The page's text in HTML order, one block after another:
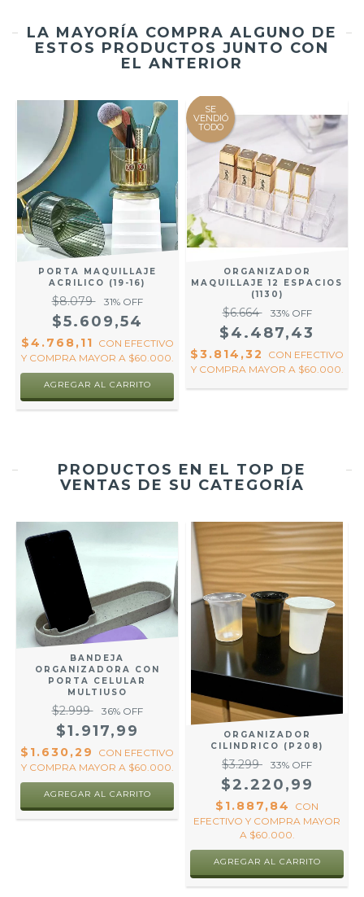
LA MAYORÍA COMPRA ALGUNO DE
ESTOS PRODUCTOS JUNTO CON
EL ANTERIOR
PORTA MAQUILLAJE
ACRILICO (19-16)
$8.079 31% OFF
$5.609,54
$4.768,11 CON EFECTIVO
Y COMPRA MAYOR A $60.000.
AGREGAR AL CARRITO
SE
VENDIÓ
TODO
ORGANIZADOR
MAQUILLAJE 12 ESPACIOS
(1130)
$6.664 33% OFF
$4.487,43
$3.814,32 CON EFECTIVO
Y COMPRA MAYOR A $60.000.
PRODUCTOS EN EL TOP DE
VENTAS DE SU CATEGORÍA
BANDEJA
ORGANIZADORA CON
PORTA CELULAR
MULTIUSO
$2.999 36% OFF
$1.917,99
$1.630,29 CON EFECTIVO
Y COMPRA MAYOR A $60.000.
AGREGAR AL CARRITO
ORGANIZADOR
CILINDRICO (P208)
$3.299 33% OFF
$2.220,99
$1.887,84
CON
EFECTIVO Y COMPRA MAYOR
A $60.000.
AGREGAR AL CARRITO